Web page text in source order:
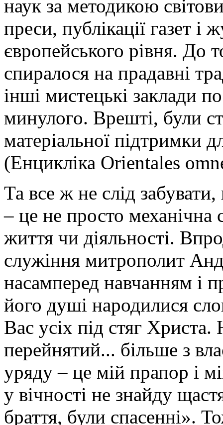
наук за методикою
преси, публікації газет і
європейського рівня. До
спиралося на прадавні
інші мистецькі заклади
минулого. Врешті, були
матеріальної підтримки
(Енцикліка Orientales
Та все ж не слід
– це не просто механічна
життя чи діяльності.
служіння митрополит
насамперед навчанням і
його душі народилися
Вас усіх під стяг
перейнятий... більше з
уряду – це мій прапор і
у вічності не знайду
браття, були спасенні».